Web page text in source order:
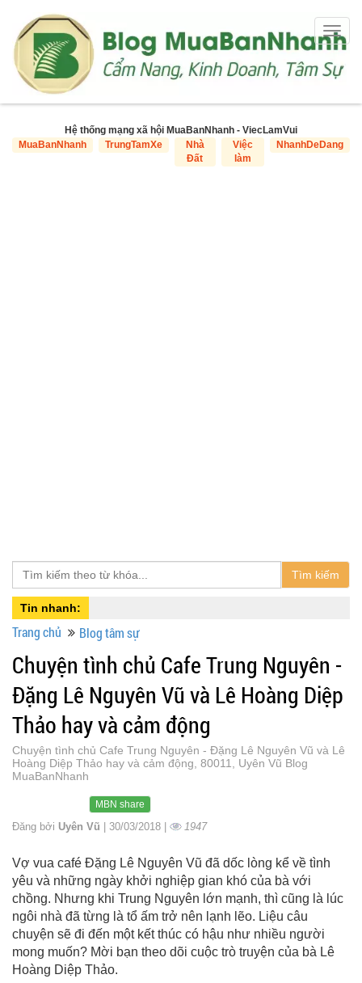
Hệ thống mạng xã hội MuaBanNhanh - ViecLamVui
MuaBanNhanh
TrungTamXe
Nhà
Đất
Việc
làm
NhanhDeDang
Tìm kiếm
Tin nhanh:
Trang chủ Blog tâm sự
Chuyện tình chủ Cafe Trung Nguyên -
Đặng Lê Nguyên Vũ và Lê Hoàng Diệp
Thảo hay và cảm động
Chuyện tình chủ Cafe Trung Nguyên - Đặng Lê Nguyên Vũ và Lê
Hoàng Diệp Thảo hay và cảm động, 80011, Uyên Vũ Blog
MuaBanNhanh
MBN share
Đăng bởi Uyên Vũ | 30/03/2018 | 1947
Vợ vua café Đặng Lê Nguyên Vũ đã dốc lòng kể về tình
yêu và những ngày khởi nghiệp gian khó của bà với
chồng. Nhưng khi Trung Nguyên lớn mạnh, thì cũng là lúc
ngôi nhà đã từng là tổ ấm trở nên lạnh lẽo. Liệu câu
chuyện sẽ đi đến một kết thúc có hậu như nhiều người
mong muốn? Mời bạn theo dõi cuộc trò truyện của bà Lê
Hoàng Diệp Thảo.